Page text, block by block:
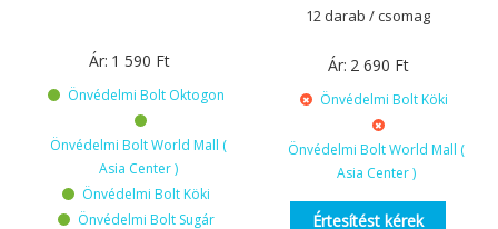
Ár: 1 590 Ft
Önvédelmi Bolt Oktogon
Önvédelmi Bolt World Mall (
Asia Center )
Önvédelmi Bolt Köki
Önvédelmi Bolt Sugár
12 darab / csomag
Ár: 2 690 Ft
Önvédelmi Bolt Köki
Önvédelmi Bolt World Mall (
Asia Center )
Értesítést kérek